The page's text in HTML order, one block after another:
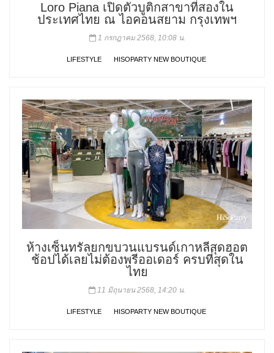
Loro Piana เปิดตัวบูติกสาขาที่สองใน
ประเทศไทย ณ ไอคอนสยาม กรุงเทพฯ
1 กรกฎาคม 2568, 10:08 น.
LIFESTYLE HISOPARTY NEW BOUTIQUE
ห้างเซ็นทรัลยกขบวนแบรนด์เกาหลีสุดฮอต
ช้อปได้เลยไม่ต้องพรีออเดอร์ ครบที่สุดใน
ไทย
11 มิถุนายน 2568, 14:20 น.
LIFESTYLE HISOPARTY NEW BOUTIQUE